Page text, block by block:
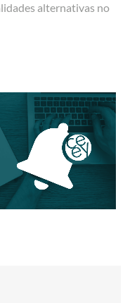
alternativas no